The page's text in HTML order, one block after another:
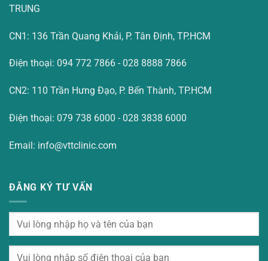
TRUNG
CN1: 136 Trần Quang Khải, P. Tân Định, TP.HCM
Điện thoại: 094 772 7866 - 028 8888 7866
CN2: 110 Trần Hưng Đạo, P. Bến Thành, TP.HCM
Điện thoại: 079 738 6000 - 028 3838 6000
Email: info@vttclinic.com
ĐĂNG KÝ TƯ VẤN